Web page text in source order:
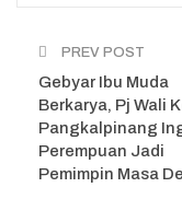
PREV POST
Gebyar Ibu Muda
Berkarya, Pj Wali
Pangkalpinang
Perempuan Jadi
Pemimpin Masa